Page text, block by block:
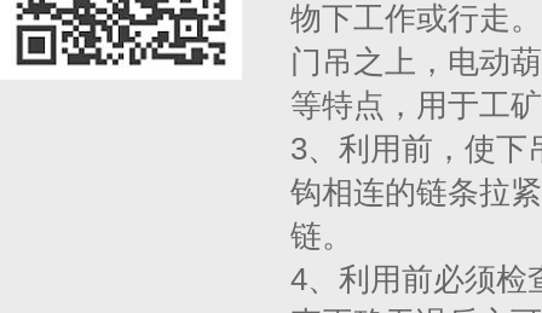
物下工作或行走
门吊之上，电动
等特点，用于工
3、利用前，使下
钩相连的链条拉
链。
4、利用前必须检